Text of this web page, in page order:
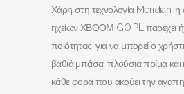
Χάρη στη τεχνολογία Meridian,
ηχείων ΧΒΟΟΜ GO PL παρέχει
ποιότητας, για να μπορεί ο
βαθιά μπάσα, πλούσια πρίμα
κάθε φορά που ακούει την